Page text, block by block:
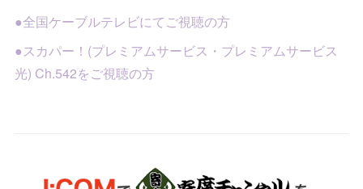
●全国ケーブルテレビにてご視聴の方
●スカパー！(プレミアムサービス・プレミアムサービス
光) Ch.542をご視聴の方